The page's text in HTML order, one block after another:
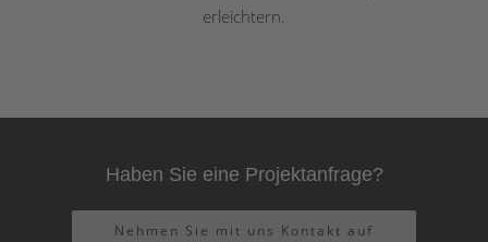
erleichtern.
Haben Sie eine Projektanfrage?
Nehmen Sie mit uns Kontakt auf